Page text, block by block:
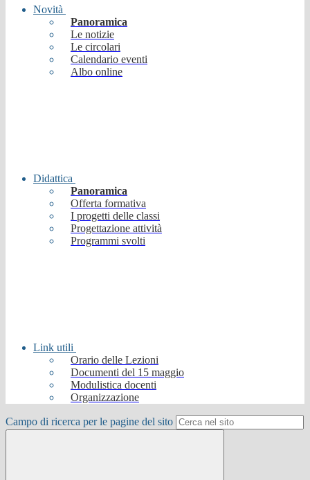
Novità
Panoramica
Le notizie
Le circolari
Calendario eventi
Albo online
Didattica
Panoramica
Offerta formativa
I progetti delle classi
Progettazione attività
Programmi svolti
Link utili
Orario delle Lezioni
Documenti del 15 maggio
Modulistica docenti
Organizzazione
Campo di ricerca per le pagine del sito